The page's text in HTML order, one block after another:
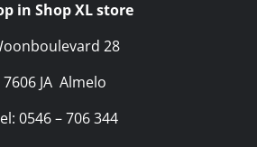
in Shop XL store
28
7606 JA Almelo
0546 – 706 344